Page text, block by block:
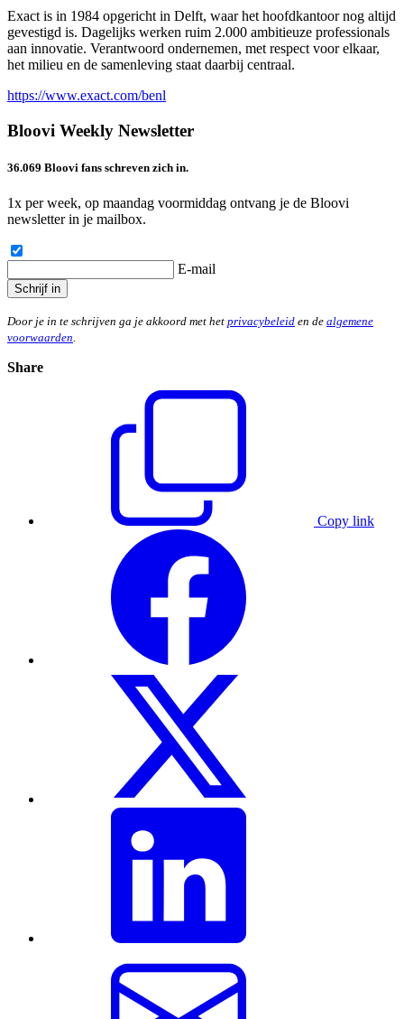
Exact is in 1984 opgericht in Delft, waar het hoofdkantoor nog altijd
gevestigd is. Dagelijks werken ruim 2.000 ambitieuze professionals
aan innovatie. Verantwoord ondernemen, met respect voor elkaar,
het milieu en de samenleving staat daarbij centraal.
https://www.exact.com/benl
Bloovi Weekly Newsletter
36.069 Bloovi fans schreven zich in.
1x per week, op maandag voormiddag ontvang je de Bloovi
newsletter in je mailbox.
E-mail
Schrijf in
Door je in te schrijven ga je akkoord met het privacybeleid en de algemene
voorwaarden
Share
Copy link